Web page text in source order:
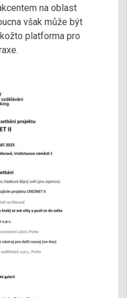
na oblast
však může být
platforma pro